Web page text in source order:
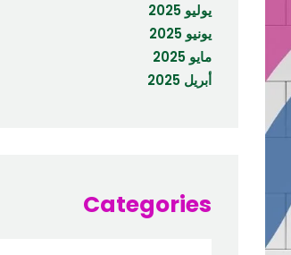
يوليو 2025
يونيو 2025
مايو 2025
أبريل 2025
Categories